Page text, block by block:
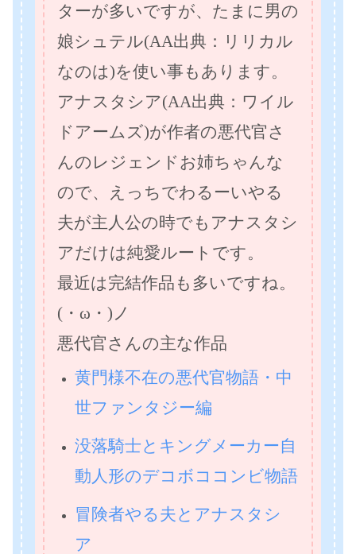
ターが多いですが、たまに男の
娘シュテル(AA出典：リリカル
なのは)を使い事もあります。
アナスタシア(AA出典：ワイル
ドアームズ)が作者の悪代官さ
んのレジェンドお姉ちゃんな
ので、えっちでわるーいやる
夫が主人公の時でもアナスタシ
アだけは純愛ルートです。
最近は完結作品も多いですね。
(・ω・)ノ
悪代官さんの主な作品
黄門様不在の悪代官物語・中
世ファンタジー編
没落騎士とキングメーカー自
動人形のデコボココンビ物語
冒険者やる夫とアナスタシ
ア